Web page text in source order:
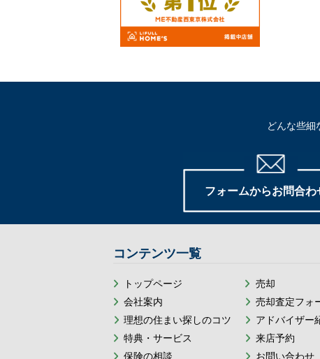
どんな些細
フォームからお問合わ
コンテンツ一覧
トップページ
会社案内
理想の住まい探しのコツ
特典・サービス
保険の相談
売却
売却査定フォ
アドバイザー
来店予約
お問い合わせ